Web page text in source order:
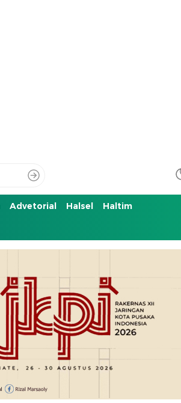
Advetorial Halsel Haltim